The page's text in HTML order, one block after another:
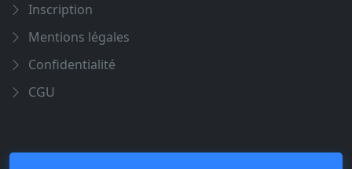
Inscription
Mentions légales
Confidentialité
CGU